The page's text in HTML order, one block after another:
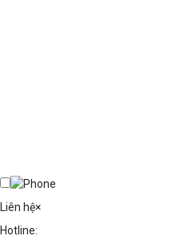
Liên hệ×
Hotline: